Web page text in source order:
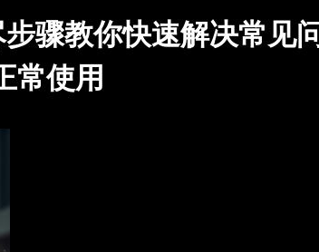
骤教你快速解决常见问
常使用